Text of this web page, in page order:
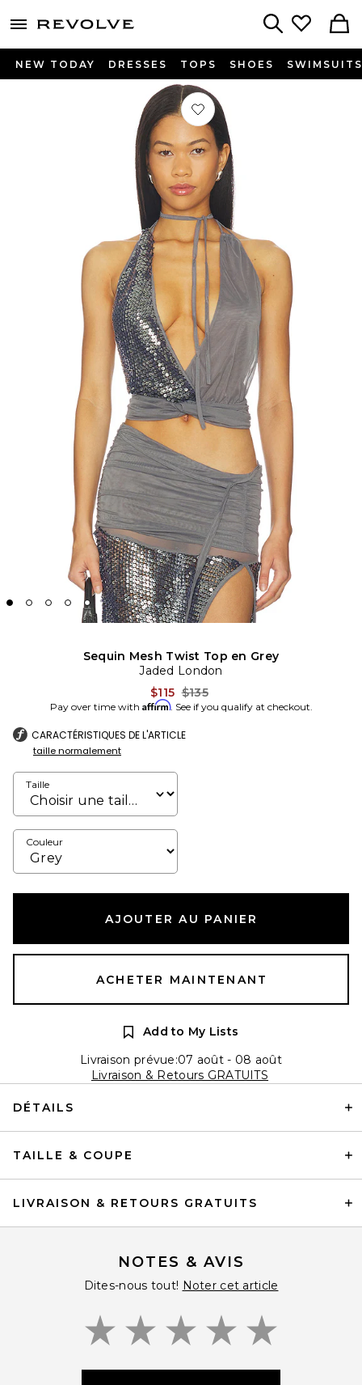
menu - shows more content
NEW TODAY DRESSES TOPS SHOES SWIMSUITS
Préféré Sequin Mesh Twist Top en
Sequin Mesh Twist Top en Grey
Jaded London
$115 Previous price:
$135
Pay over time with Affirm. See if you qualify at checkout.
CARACTÉRISTIQUES DE L'ARTICLE
taille normalement
Taille
Couleur
AJOUTER AU PANIER
ACHETER MAINTENANT
Add to My Lists
Livraison prévue:07 août - 08 août
Livraison & Retours GRATUITS
DÉTAILS
TAILLE & COUPE
LIVRAISON & RETOURS GRATUITS
NOTES & AVIS
Dites-nous tout! Noter cet article